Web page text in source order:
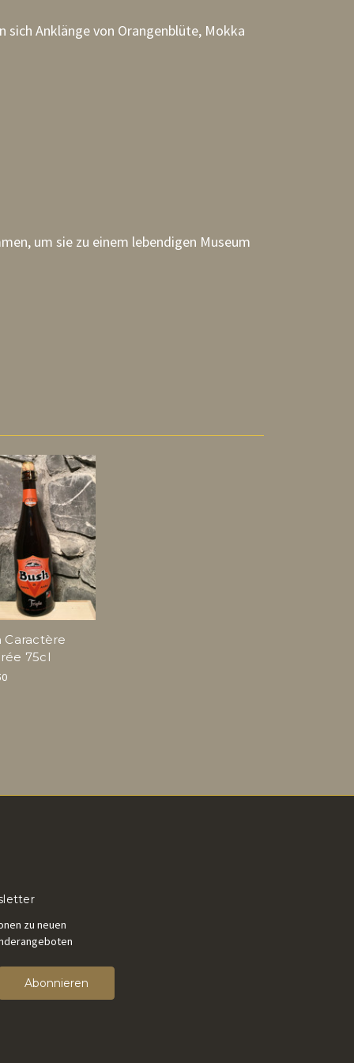
Anklänge von Orangenblüte, Mokka
um sie zu einem lebendigen Museum
Caractère
75cl
zu neuen